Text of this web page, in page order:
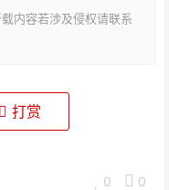
内容若涉及侵权请联系
打赏
0 0